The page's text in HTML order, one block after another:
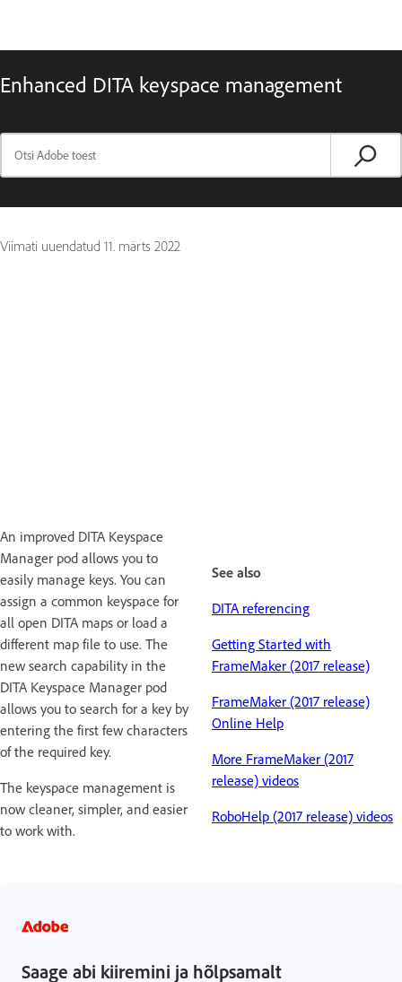
Enhanced DITA keyspace management
Viimati uuendatud 11. märts 2022
An improved DITA Keyspace
Manager pod allows you to
easily manage keys. You can
assign a common keyspace for
all open DITA maps or load a
different map file to use. The
new search capability in the
DITA Keyspace Manager pod
allows you to search for a key by
entering the first few characters
of the required key.
The keyspace management is
now cleaner, simpler, and easier
to work with.
See also
DITA referencing
Getting Started with
FrameMaker (2017 release)
FrameMaker (2017 release)
Online Help
More FrameMaker (2017
release) videos
RoboHelp (2017 release) videos
Saage abi kiiremini ja hõlpsamalt